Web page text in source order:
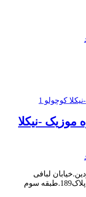
-نیکلا
انقلاب.خیابان 12فروردین.خیابان لبافی
سوم